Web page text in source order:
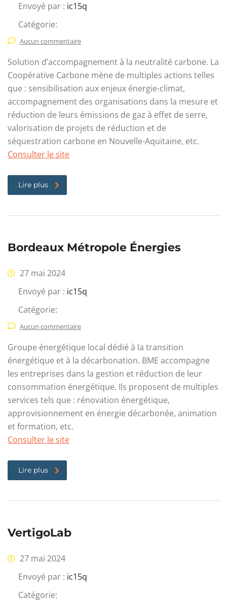
Envoyé par : ic15q
Catégorie:
Aucun commentaire
Solution d’accompagnement à la neutralité carbone. La
Coopérative Carbone mène de multiples actions telles
que : sensibilisation aux enjeux énergie-climat,
accompagnement des organisations dans la mesure et
réduction de leurs émissions de gaz à effet de serre,
valorisation de projets de réduction et de
séquestration carbone en Nouvelle-Aquitaine, etc.
Consulter le site
Lire plus
Bordeaux Métropole Énergies
27 mai 2024
Envoyé par : ic15q
Catégorie:
Aucun commentaire
Groupe énergétique local dédié à la transition
énergétique et à la décarbonation. BME accompagne
les entreprises dans la gestion et réduction de leur
consommation énergétique. Ils proposent de multiples
services tels que : rénovation énergétique,
approvisionnement en énergie décarbonée, animation
et formation, etc.
Consulter le site
Lire plus
VertigoLab
27 mai 2024
Envoyé par : ic15q
Catégorie: